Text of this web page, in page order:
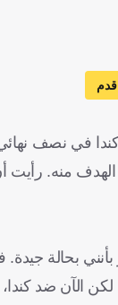
في نصف نهائي
الهدف منه.
بحالة جيدة.
الآن ضد